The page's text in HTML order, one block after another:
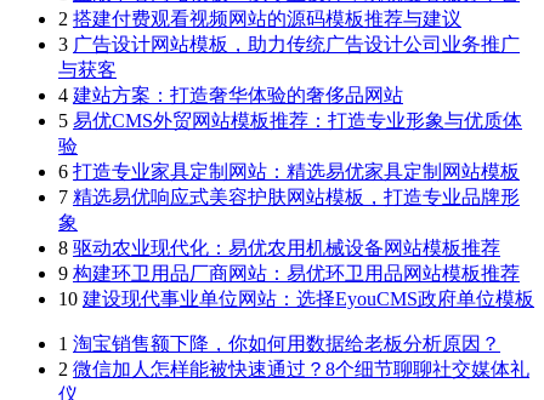
2 搭建付费观看视频网站的源码模板推荐与建议
3 广告设计网站模板，助力传统广告设计公司业务推广
与获客
4 建站方案：打造奢华体验的奢侈品网站
5 易优CMS外贸网站模板推荐：打造专业形象与优质体
验
6 打造专业家具定制网站：精选易优家具定制网站模板
7 精选易优响应式美容护肤网站模板，打造专业品牌形
象
8 驱动农业现代化：易优农用机械设备网站模板推荐
9 构建环卫用品厂商网站：易优环卫用品网站模板推荐
10 建设现代事业单位网站：选择EyouCMS政府单位模板
1 淘宝销售额下降，你如何用数据给老板分析原因？
2 微信加人怎样能被快速通过？8个细节聊聊社交媒体礼
仪